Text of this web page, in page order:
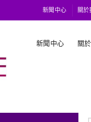
新聞中心 關於
新聞中心 關